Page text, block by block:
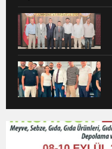
BAŞLATILDI”